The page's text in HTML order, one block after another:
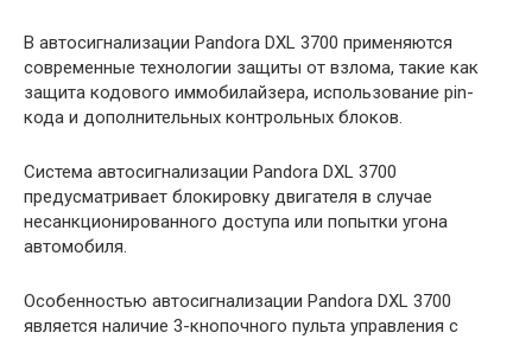
В автосигнализации Pandora DXL 3700 применяются
современные технологии защиты от взлома, такие как
защита кодового иммобилайзера, использование pin-
кода и дополнительных контрольных блоков.
Система автосигнализации Pandora DXL 3700
предусматривает блокировку двигателя в случае
несанкционированного доступа или попытки угона
автомобиля.
Особенностью автосигнализации Pandora DXL 3700
является наличие 3-кнопочного пульта управления с